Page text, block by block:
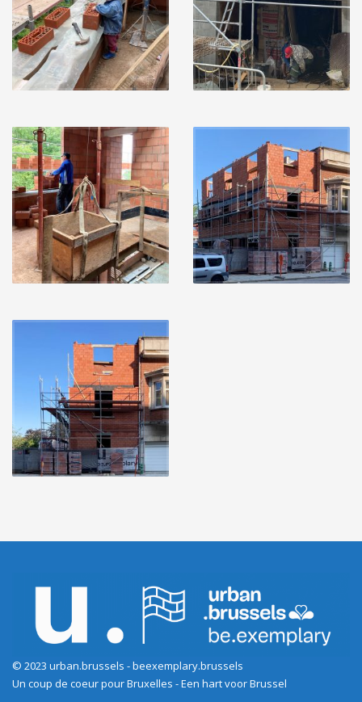
© 2023 urban.brussels - beexemplary.brussels
Un coup de coeur pour Bruxelles - Een hart voor Brussel